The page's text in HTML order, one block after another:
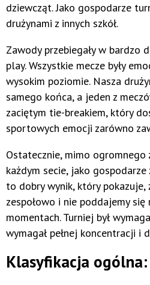
dziewcząt. Jako gospodarze
drużynami z innych szkół.
Zawody przebiegały w bardzo
play. Wszystkie mecze były
wysokim poziomie. Nasza
samego końca, a jeden z
zaciętym tie-breakiem, który
sportowych emocji zarówno
Ostatecznie, mimo
każdym secie, jako gospodarze
to dobry wynik, który
zespołowo i nie poddajemy
momentach. Turniej był
wymagał pełnej koncentracji i
Klasyfikacja ogólna: